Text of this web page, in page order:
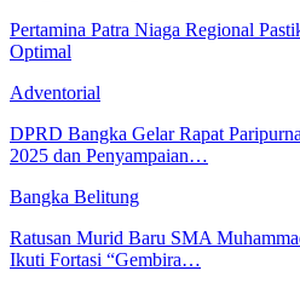
Pertamina Patra Niaga Regional
Optimal
Adventorial
DPRD Bangka Gelar Rapat
2025 dan Penyampaian…
Bangka Belitung
Ratusan Murid Baru SMA
Ikuti Fortasi “Gembira…